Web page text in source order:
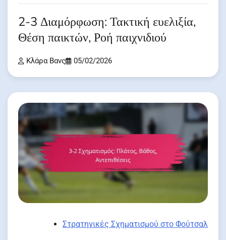
2-3 Διαμόρφωση: Τακτική ευελιξία,
Θέση παικτών, Ροή παιχνιδιού
Κλάρα Βανς 05/02/2026
Στρατηγικές Σχηματισμού στο Φούτσαλ